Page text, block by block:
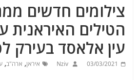
צילומים חדשים
הטילים האיראנית
עין אלאסד בעירק
03/03/2021
Nziv איראן, ארה"ב,